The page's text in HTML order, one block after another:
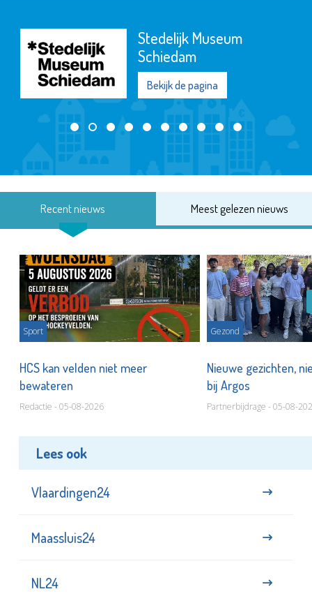
Stedelijk Museum
Schiedam
Bekijk de pagina
Recent nieuws Meest gelezen nieuws
Sport
HCS kan velden niet meer
bewateren
Redactie - 05-08-2026
Gezond
Nieuwe gezichten,
bij Argos
Partnerbijdrage - 05-08-
Lees ook
Vlaardingen24
Maassluis24
NL24